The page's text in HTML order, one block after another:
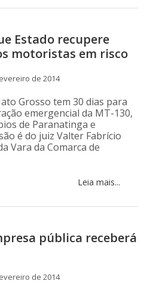
Estado recupere
motoristas em risco
de 2014
Grosso tem 30 dias para
emergencial da MT-130,
de Paranatinga e
é do juiz Valter Fabrício
Vara da Comarca de
Leia mais...
pública receberá
de 2014